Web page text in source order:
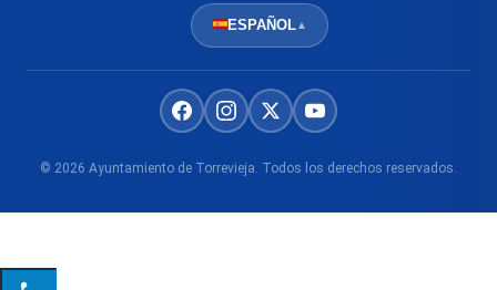
ESPAÑOL▲
© 2026 Ayuntamiento de Torrevieja. Todos los derechos reservados.